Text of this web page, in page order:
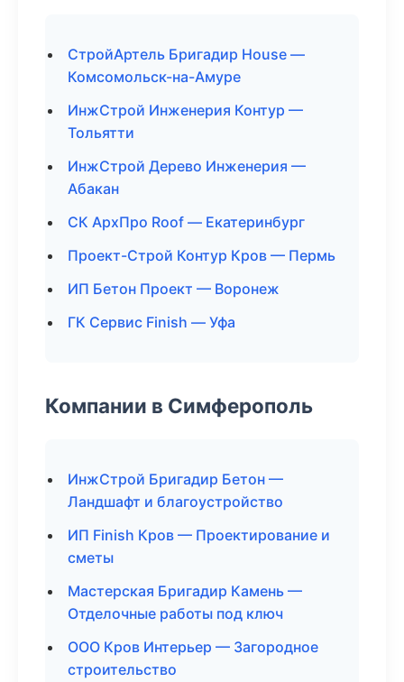
СтройАртель Бригадир House —
Комсомольск-на-Амуре
ИнжСтрой Инженерия Контур —
Тольятти
ИнжСтрой Дерево Инженерия —
Абакан
СК АрхПро Roof — Екатеринбург
Проект-Строй Контур Кров — Пермь
ИП Бетон Проект — Воронеж
ГК Сервис Finish — Уфа
Компании в Симферополь
ИнжСтрой Бригадир Бетон —
Ландшафт и благоустройство
ИП Finish Кров — Проектирование и
сметы
Мастерская Бригадир Камень —
Отделочные работы под ключ
ООО Кров Интерьер — Загородное
строительство